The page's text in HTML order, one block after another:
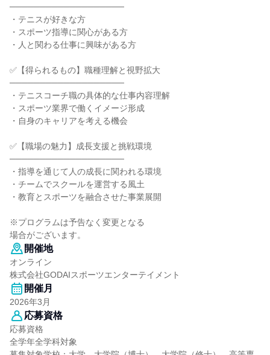
───────────────────
・テニスが好きな方
・スポーツ指導に関心がある方
・人と関わる仕事に興味がある方
✅【得られるもの】職種理解と視野拡大
───────────────────
・テニスコーチ職の具体的な仕事内容理解
・スポーツ業界で働くイメージ形成
・自身のキャリアを考える機会
✅【職場の魅力】成長支援と挑戦環境
───────────────────
・指導を通じて人の成長に関われる環境
・チームでスクールを運営する風土
・教育とスポーツを融合させた事業展開
※プログラムは予告なく変更となる
場合がございます。
開催地
オンライン
株式会社GODAIスポーツエンターテイメント
開催月
2026年3月
応募資格
応募資格
全学年全学科対象